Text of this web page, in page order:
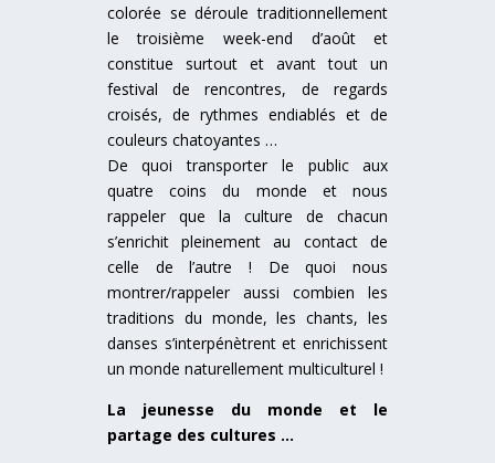
colorée se déroule traditionnellement
le troisième week-end d’août et
constitue surtout et avant tout un
festival de rencontres, de regards
croisés, de rythmes endiablés et de
couleurs chatoyantes …
De quoi transporter le public aux
quatre coins du monde et nous
rappeler que la culture de chacun
s’enrichit pleinement au contact de
celle de l’autre ! De quoi nous
montrer/rappeler aussi combien les
traditions du monde, les chants, les
danses s’interpénètrent et enrichissent
un monde naturellement multiculturel !
La jeunesse du monde et le
partage des cultures …